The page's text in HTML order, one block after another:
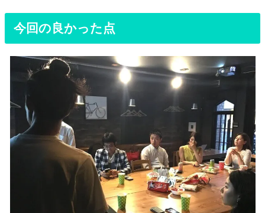
今回の良かった点